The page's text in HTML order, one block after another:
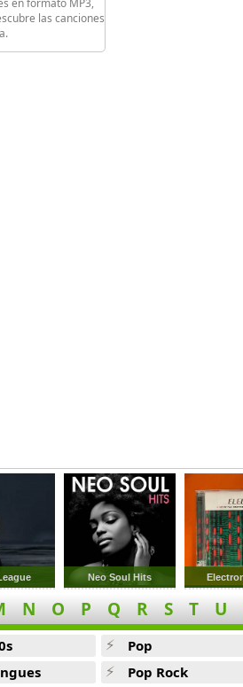
las canciones
Neo Soul Hits
N O P Q R S T U
Pop
Pop Rock